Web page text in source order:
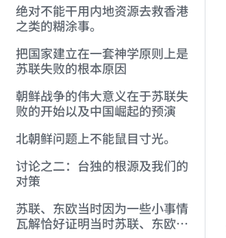
绝对不能干用内地资源去救香港
之类的糊涂事。
把国家建立在一套神学原则上是
苏联失败的根本原因
朝鲜战争的伟大意义在于苏联失
败的开始以及中国崛起的预演
北朝鲜问题上不能鼠目寸光。
讨论之二：台独的根源及我们的
对策
苏联、东欧当时因为一些小事情
瓦解恰好证明当时苏联、东欧的